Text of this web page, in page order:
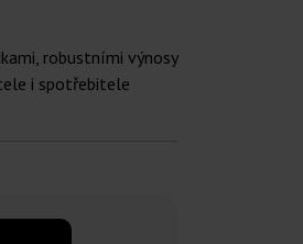
robustními výnosy
i spotřebitele